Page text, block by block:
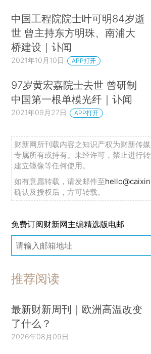
中国工程院院士叶可明84岁逝
世 曾主持东方明珠、南浦大
桥建设｜讣闻
2021年10月10日 APP打开
97岁黄宏嘉院士去世 曾研制
中国第一根单模光纤｜讣闻
2021年09月27日 APP打开
财新网所刊载内容之知识产权为财新传
专属所有或持有。未经许可，禁止进行
建立镜像等任何使用。
如有意愿转载，请发邮件至
确认及授权后，方可转载。
免费订阅财新网主编精选版电邮
推荐阅读
最新财新周刊｜欧洲高温改变
了什么？
2026年08月09日